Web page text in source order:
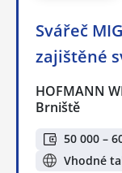
Svářeč
zajištěné
HOFMANN
Brniště
50 000 –
Vhodné